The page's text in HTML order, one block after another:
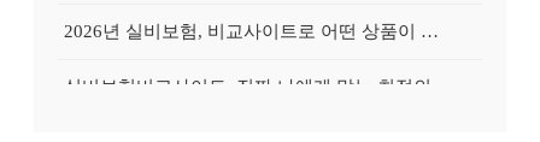
2026년 실비보험, 비교사이트로 어떤 상품이 좋을까? 현명한 선택 가이드